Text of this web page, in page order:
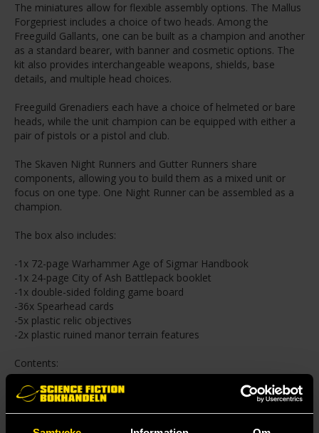
The miniatures allow for flexible assembly options. The Mallus
Forgepriest includes a choice of two heads. Among the
Freeguild Gallants, one can be built as a champion and another
as a standard bearer, with banner and cosmetic options. The
kit also provides interchangeable weapons, shields, base
details, and multiple head choices.
Freeguild Grenadiers each have a choice of helmeted or bare
heads, while the unit champion can be equipped with either a
pair of pistols or a pistol and club.
The Skaven Night Runners and Gutter Runners share
components, allowing you to build them as a mixed unit or
focus on one type. One Night Runner can be assembled as a
champion.
The box also includes:
-1x 72-page Warhammer Age of Sigmar Handbook
-1x 24-page City of Ash Battlepack booklet
-1x double-sided folding game board
-36x Spearhead cards
-5x plastic relic objectives
-2x plastic ruined manor terrain features
Contents:
-398 plastic components
-1x 40mm round base